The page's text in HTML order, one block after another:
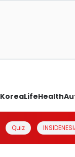
KoreaLifeHealth
Quiz